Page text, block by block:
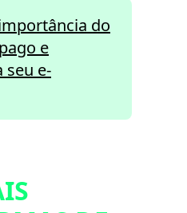
do
e
seu e-